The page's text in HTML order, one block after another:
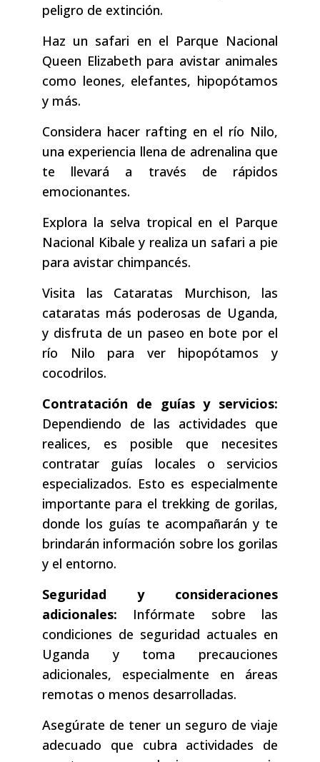
peligro de extinción.
Haz un safari en el Parque Nacional
Queen Elizabeth para avistar animales
como leones, elefantes, hipopótamos
y más.
Considera hacer rafting en el río Nilo,
una experiencia llena de adrenalina que
te llevará a través de rápidos
emocionantes.
Explora la selva tropical en el Parque
Nacional Kibale y realiza un safari a pie
para avistar chimpancés.
Visita las Cataratas Murchison, las
cataratas más poderosas de Uganda,
y disfruta de un paseo en bote por el
río Nilo para ver hipopótamos y
cocodrilos.
Contratación de guías y servicios:
Dependiendo de las actividades que
realices, es posible que necesites
contratar guías locales o servicios
especializados. Esto es especialmente
importante para el trekking de gorilas,
donde los guías te acompañarán y te
brindarán información sobre los gorilas
y el entorno.
Seguridad y consideraciones
adicionales: Infórmate sobre las
condiciones de seguridad actuales en
Uganda y toma precauciones
adicionales, especialmente en áreas
remotas o menos desarrolladas.
Asegúrate de tener un seguro de viaje
adecuado que cubra actividades de